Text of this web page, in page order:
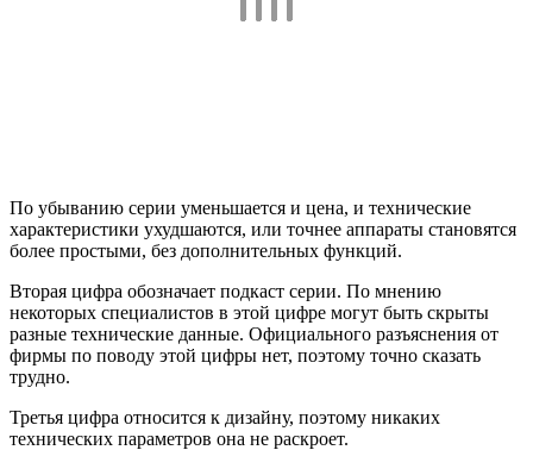
По убыванию серии уменьшается и цена, и технические
характеристики ухудшаются, или точнее аппараты становятся
более простыми, без дополнительных функций.
Вторая цифра обозначает подкаст серии. По мнению
некоторых специалистов в этой цифре могут быть скрыты
разные технические данные. Официального разъяснения от
фирмы по поводу этой цифры нет, поэтому точно сказать
трудно.
Третья цифра относится к дизайну, поэтому никаких
технических параметров она не раскроет.